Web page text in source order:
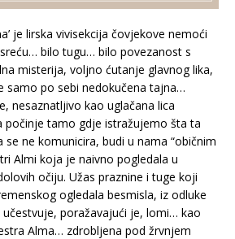
je lirska vivisekcija čovjekove nemoći
bilo tugu… bilo povezanost s
misterija, voljno ćutanje glavnog lika,
samo po sebi nedokučena tajna…
nesaznatljivo kao uglačana lica
počinje tamo gdje istražujemo šta ta
ne komunicira, budi u nama “običnim
Almi koja je naivno pogledala u
očiju. Užas praznine i tuge koji
ogledala besmisla, iz odluke
učestvuje, poražavajući je, lomi… kao
Alma… zdrobljena pod žrvnjem